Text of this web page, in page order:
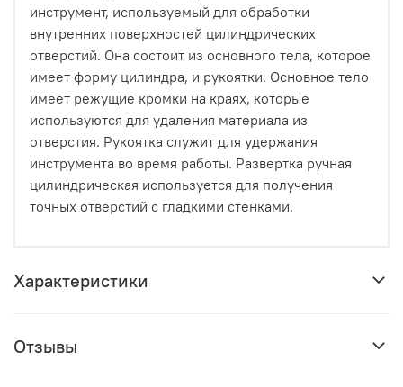
инструмент, используемый для обработки
внутренних поверхностей цилиндрических
отверстий. Она состоит из основного тела, которое
имеет форму цилиндра, и рукоятки. Основное тело
имеет режущие кромки на краях, которые
используются для удаления материала из
отверстия. Рукоятка служит для удержания
инструмента во время работы. Развертка ручная
цилиндрическая используется для получения
точных отверстий с гладкими стенками.
Характеристики
Отзывы